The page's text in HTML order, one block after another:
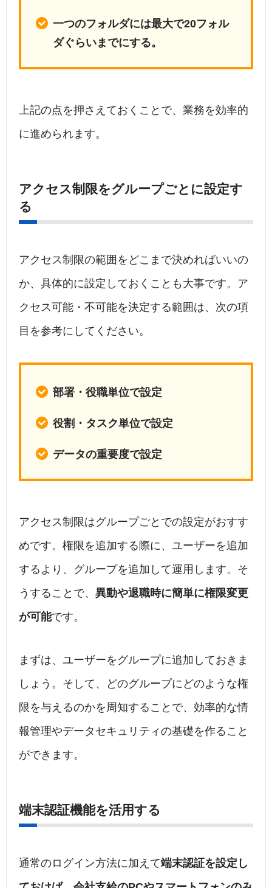
一つのフォルダには最大で20フォル
ダぐらいまでにする。
上記の点を押さえておくことで、業務を効率的
に進められます。
アクセス制限をグループごとに設定す
る
アクセス制限の範囲をどこまで決めればいいの
か、具体的に設定しておくことも大事です。ア
クセス可能・不可能を決定する範囲は、次の項
目を参考にしてください。
部署・役職単位で設定
役割・タスク単位で設定
データの重要度で設定
アクセス制限はグループごとでの設定がおすす
めです。権限を追加する際に、ユーザーを追加
するより、グループを追加して運用します。そ
うすることで、 異動や退職時に簡単に権限変更
が可能です。
まずは、ユーザーをグループに追加しておきま
しょう。そして、どのグループにどのような権
限を与えるのかを周知することで、効率的な情
報管理やデータセキュリティの基礎を作ること
ができます。
端末認証機能を活用する
通常のログイン方法に加えて端末認証を設定し